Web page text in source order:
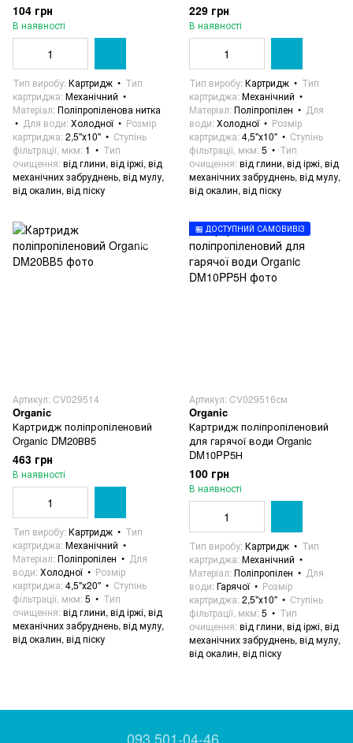
104 грн
В наявності
Тип виробу Картридж
Тип
картриджа Механічний
Матеріал Поліпропіленова нитка
Для води Холодної
Розмір
картриджа 2,5"х10"
Ступінь
фільтрації, мкм 1
Тип
очищення від глини, від іржі, від
механічних забруднень, від мулу,
від окалин, від піску
229 грн
В наявності
Тип виробу Картридж
Тип
картриджа Механічний
Матеріал Поліпропілен
Для
води Холодної
Розмір
картриджа 4,5"х10"
Ступінь
фільтрації, мкм 5
Тип
очищення від глини, від іржі, від
механічних забруднень, від мулу,
від окалин, від піску
Артикул: CV029514
Organic
Картридж поліпропіленовий
Organic DM20ВВ5
463 грн
В наявності
Тип виробу Картридж
Тип
картриджа Механічний
Матеріал Поліпропілен
Для
води Холодної
Розмір
картриджа 4,5"х20"
Ступінь
фільтрації, мкм 5
Тип
очищення від глини, від іржі, від
механічних забруднень, від мулу,
від окалин, від піску
🏪 ДОСТУПНИЙ САМОВИВІЗ
Артикул: CV029516см
Organic
Картридж поліпропіленовий
для гарячої води Organic
DM10PP5Н
100 грн
В наявності
Тип виробу Картридж
Тип
картриджа Механічний
Матеріал Поліпропілен
Для
води Гарячої
Розмір
картриджа 2,5"х10"
Ступінь
фільтрації, мкм 5
Тип
очищення від глини, від іржі, від
механічних забруднень, від мулу,
від окалин, від піску
093 501-04-46